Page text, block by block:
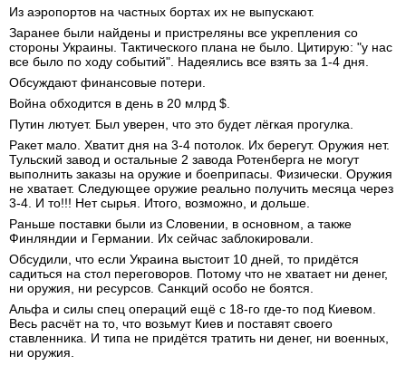
Из аэропортов на частных бортах их не выпускают.
Заранее были найдены и пристреляны все укрепления со
стороны Украины. Тактического плана не было. Цитирую: "у нас
все было по ходу событий". Надеялись все взять за 1-4 дня.
Обсуждают финансовые потери.
Война обходится в день в 20 млрд $.
Путин лютует. Был уверен, что это будет лёгкая прогулка.
Ракет мало. Хватит дня на 3-4 потолок. Их берегут. Оружия нет.
Тульский завод и остальные 2 завода Ротенберга не могут
выполнить заказы на оружие и боеприпасы. Физически. Оружия
не хватает. Следующее оружие реально получить месяца через
3-4. И то!!! Нет сырья. Итого, возможно, и дольше.
Раньше поставки были из Словении, в основном, а также
Финляндии и Германии. Их сейчас заблокировали.
Обсудили, что если Украина выстоит 10 дней, то придётся
садиться на стол переговоров. Потому что не хватает ни денег,
ни оружия, ни ресурсов. Санкций особо не боятся.
Альфа и силы спец операций ещё с 18-го где-то под Киевом.
Весь расчёт на то, что возьмут Киев и поставят своего
ставленника. И типа не придётся тратить ни денег, ни военных,
ни оружия.